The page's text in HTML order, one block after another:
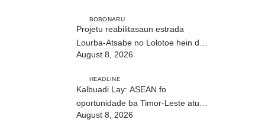
BOBONARU
Projetu reabilitasaun estrada
Lourba-Atsabe no Lolotoe hein de’it
vistu tribunál
August 8, 2026
HEADLINE
Kalbuadi Lay: ASEAN fo
oportunidade ba Timor-Leste atu
aselera transformasaun ekonómika
August 8, 2026